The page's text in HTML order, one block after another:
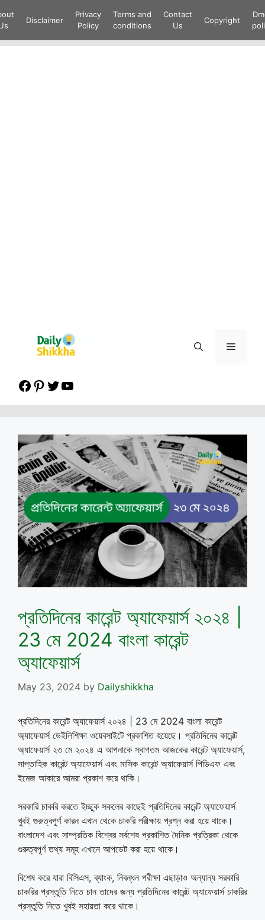
to
Disclaimer
Privacy
Policy
Terms and
conditions
Contact
Us
Copyright
Menu
Facebook
Pinterest
Twitter
YouTube
প্রতিদিনের কারেন্ট অ্যাফেয়ার্স ২০২৪ |
23 মে 2024 বাংলা কারেন্ট
অ্যাফেয়ার্স
May 23, 2024 by Dailyshikkha
প্রতিদিনের কারেন্ট অ্যাফেয়ার্স ২০২৪ | 23 মে 2024 বাংলা কারেন্ট
অ্যাফেয়ার্স ডেইলিশিক্ষা ওয়েবসাইটে প্রকাশিত হয়েছে। প্রতিদিনের কারেন্ট
অ্যাফেয়ার্স ২৩ মে ২০২৪ এ আপনাকে স্বাগতম আজকের কারেন্ট অ্যাফেয়ার্স,
সাপ্তাহিক কারেন্ট অ্যাফেয়ার্স এবং মাসিক কারেন্ট অ্যাফেয়ার্স পিডিএফ এবং
ইমেজ আকারে আমরা প্রকাশ করে থাকি।
সরকারি চাকরি করতে ইচ্ছুক সকলের কাছেই প্রতিদিনের কারেন্ট অ্যাফেয়ার্স
খুবই গুরুত্বপূর্ণ কারন এখান থেকে চাকরি পরীক্ষায় প্রশ্ন করা হয়ে থাকে।
বাংলাদেশ এবং সাম্প্রতিক বিশ্বের সর্বশেষ প্রকাশিত দৈনিক প্রত্রিকা থেকে
গুরুত্বপূর্ণ তথ্য সমূহ এখানে আপডেট করা হয়ে থাকে।
বিশেষ করে যারা বিসিএস, ব্যাংক, নিবন্ধন পরীক্ষা এছাড়াও অন্যান্য সরকারি
চাকরির প্রস্তুতি নিতে চান তাদের জন্য প্রতিদিনের কারেন্ট অ্যাফেয়ার্স চাকরির
প্রস্তুতি নিতে খুবই সহায়তা করে থাকে।